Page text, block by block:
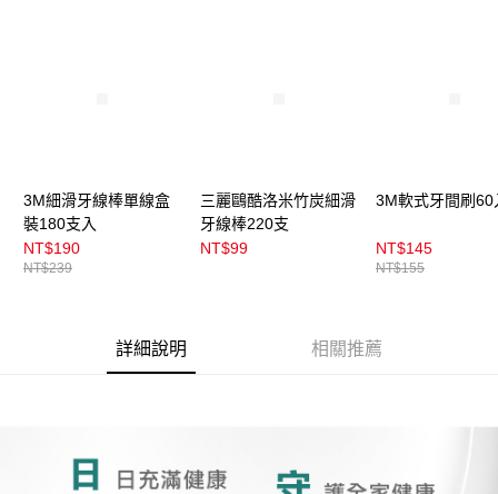
3M細滑牙線棒單線盒
裝180支入
NT$190
NT$239
三麗鷗酷洛米竹炭細滑
牙線棒220支
NT$99
3M軟式牙間刷60
NT$145
NT$155
詳細說明 相關推薦